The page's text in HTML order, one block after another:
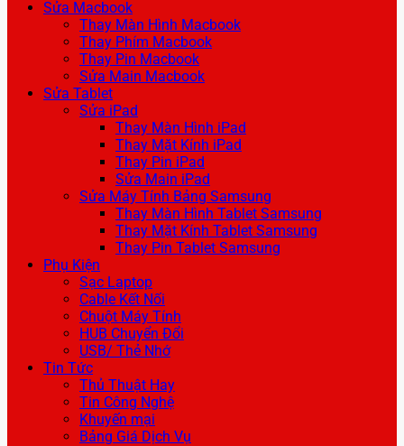
Sửa Macbook
Thay Màn Hình Macbook
Thay Phím Macbook
Thay Pin Macbook
Sửa Main Macbook
Sửa Tablet
Sửa iPad
Thay Màn Hình iPad
Thay Mặt Kính iPad
Thay Pin iPad
Sửa Main iPad
Sửa Máy Tính Bảng Samsung
Thay Màn Hình Tablet Samsung
Thay Mặt Kính Tablet Samsung
Thay Pin Tablet Samsung
Phụ Kiện
Sạc Laptop
Cable Kết Nối
Chuột Máy Tính
HUB Chuyển Đổi
USB/ Thẻ Nhớ
Tin Tức
Thủ Thuật Hay
Tin Công Nghệ
Khuyến mại
Bảng Giá Dịch Vụ